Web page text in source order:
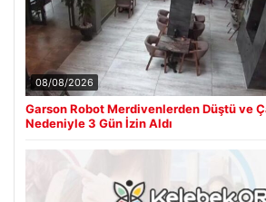
08/08/2026
Garson Robot Merdivenlerden Düştü ve
Nedeniyle 3 Gün İzin Aldı